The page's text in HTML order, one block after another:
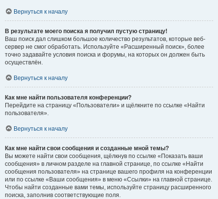
Вернуться к началу
В результате моего поиска я получил пустую страницу!
Ваш поиск дал слишком большое количество результатов, которые веб-
сервер не смог обработать. Используйте «Расширенный поиск», более
точно задавайте условия поиска и форумы, на которых он должен быть
осуществлён.
Вернуться к началу
Как мне найти пользователя конференции?
Перейдите на страницу «Пользователи» и щёлкните по ссылке «Найти
пользователя».
Вернуться к началу
Как мне найти свои сообщения и созданные мной темы?
Вы можете найти свои сообщения, щёлкнув по ссылке «Показать ваши
сообщения» в личном разделе на главной странице, по ссылке «Найти
сообщения пользователя» на странице вашего профиля на конференции
или по ссылке «Ваши сообщения» в меню «Ссылки» на главной странице.
Чтобы найти созданные вами темы, используйте страницу расширенного
поиска, заполнив соответствующие поля.